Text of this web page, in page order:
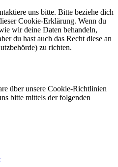
uns bitte. Bitte beziehe dich
Cookie-Erklärung. Wenn du
wir deine Daten behandeln,
du hast auch das Recht diese an
zu richten.
über unsere Cookie-Richtlinien
bitte mittels der folgenden